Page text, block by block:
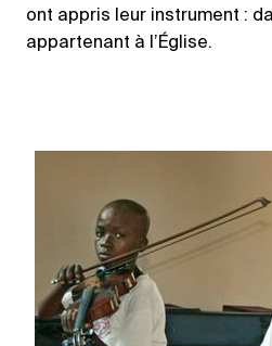
ont appris leur instrument :
appartenant à l’Église.